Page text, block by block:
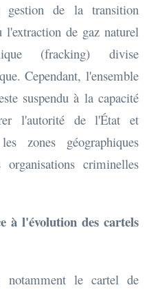
de la transition
l'extraction de gaz naturel
(fracking) divise
Cependant, l'ensemble
suspendu à la capacité
l'autorité de l'État et
zones géographiques
criminelles
à l'évolution des cartels
le cartel de